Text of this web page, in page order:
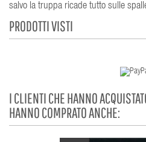
salvo la truppa ricade tutto sulle
PRODOTTI VISTI
I CLIENTI CHE HANNO
HANNO COMPRATO ANCHE: